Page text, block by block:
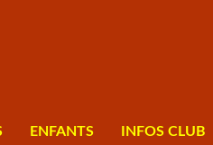
ENFANTS INFOS CLUB